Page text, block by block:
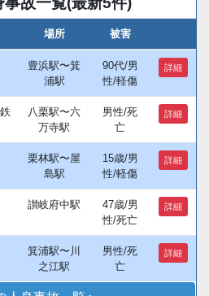
場所 被害
豊浜駅〜箕
浦駅
90代/男
性/軽傷
詳細
八栗駅〜六
万寺駅
男性/死
亡
詳細
栗林駅〜屋
島駅
15歳/男
性/軽傷
詳細
讃岐府中駅
47歳/男
性/死亡
詳細
箕浦駅〜川
之江駅
男性/死
亡
詳細